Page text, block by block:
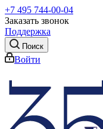
+7 495 744-00-04
Заказать звонок
Поддержка
Поиск
Войти